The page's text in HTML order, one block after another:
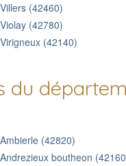
(42460)
(42780)
(42140)
du
(42820)
boutheon